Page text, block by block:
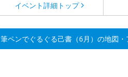
イベント詳細 トップ
筆ペンでぐるぐる己書（6月）の地図・